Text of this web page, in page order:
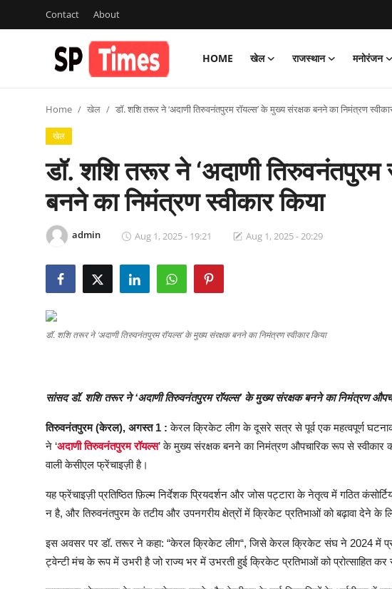
Contact About
HOME खेल राजस्थान मनोरंजन
Register
टेक्नोलॉजी
Home खेल डॉ. शशि तरूर ने ‘अदाणी तिरुवनंतपुरम रॉयल्स’ के मुख्य संरक्षक बनने का निमंत्रण
खेल
डॉ. शशि तरूर ने ‘अदाणी
बनने का निमंत्रण स्वीकार किया
admin Aug 1, 2025 - 19:21 Aug 1, 2025 - 20:29
डॉ. शशि तरूर ने ‘अदाणी तिरुवनंतपुरम रॉयल्स’ के मुख्य संरक्षक बनने का निमंत्रण स्वीकार किया
सांसद डॉ. शशि तरूर ने‘अदाणी तिरुवनंतपुरम रॉयल्स’ के मुख्य संरक्षक बनने का निमंत्रण
तिरुवनंतपुरम(केरल), अगस्त1 : केरल क्रिकेट लीग के दूसरे सत्र से पूर्व एक महत्वपूर्ण
ने ‘अदाणी तिरुवनंतपुरम रॉयल्स’के मुख्य संरक्षक बनने का निमंत्रण औपचारिक रूप से स्वीकार
वाली केसीएल फ्रेंचाइज़ी है।
यह फ्रेंचाइज़ी प्रतिष्ठित फ़िल्म निर्देशक प्रियदर्शन और जोस पट्टारा के नेतृत्व में गठित
न है, और तिरुवनंतपुरम के तटीय और उपनगरीय क्षेत्रों में क्रिकेट प्रतिभाओं को बढ़ावा देने के
इस अवसर पर डॉ.तरूर ने कहा: “केरल क्रिकेट लीग“,जिसे केरल क्रिकेट संघ ने 2024में
ट्वेन्टी मंच के रूप में उभरी है जो राज्य भर में उभरती हुई क्रिकेट प्रतिभाओं को प्रोत्साहित कर